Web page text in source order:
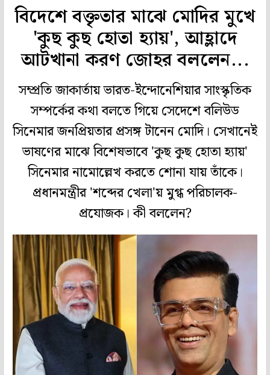
বিদেশে বক্তৃতার মাঝে মোদির মুখে
'কুছ কুছ হোতা হ্যায়', আহ্লাদে
আটখানা করণ জোহর বললেন...
সম্প্রতি জাকার্তায় ভারত-ইন্দোনেশিয়ার সাংস্কৃতিক
সম্পর্কের কথা বলতে গিয়ে সেদেশে বলিউড
সিনেমার জনপ্রিয়তার প্রসঙ্গ টানেন মোদি। সেখানেই
ভাষণের মাঝে বিশেষভাবে 'কুছ কুছ হোতা হ্যায়'
সিনেমার নামোল্লেখ করতে শোনা যায় তাঁকে।
প্রধানমন্ত্রীর 'শব্দের খেলা'য় মুগ্ধ পরিচালক-
প্রযোজক। কী বললেন?